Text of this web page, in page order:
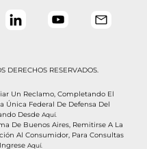
DERECHOS RESERVADOS.
Un Reclamo, Completando El
Única Federal De Defensa Del
Desde Aquí.
De Buenos Aires, Remitirse A La
Al Consumidor, Para Consultas
Aquí.